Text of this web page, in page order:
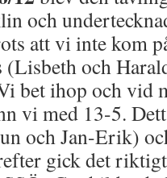
och
att vi inte kom
(Lisbeth och
bet ihop och vid
vi med 13-5.
och Jan-Erik)
gick det